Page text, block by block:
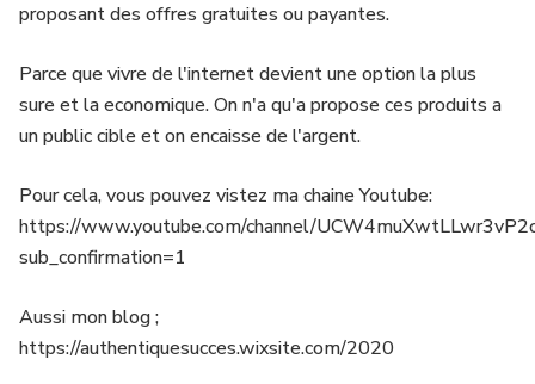
proposant des offres gratuites ou payantes.
Parce que vivre de l'internet devient une option la plus
sure et la economique. On n'a qu'a propose ces produits a
un public cible et on encaisse de l'argent.
Pour cela, vous pouvez vistez ma chaine Youtube:
https://www.youtube.com/channel/
sub_confirmation=1
Aussi mon blog ;
https://authentiquesucces.wixsite.com/2020